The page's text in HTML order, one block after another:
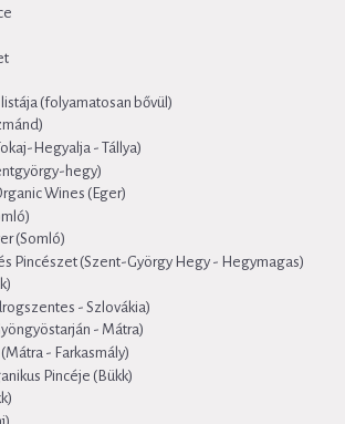
(folyamatosan bővül)
Hegyalja - Tállya)
hegy)
Wines (Eger)
(Somló)
Pincészet (Szent-György Hegy - Hegymagas)
- Szlovákia)
- Mátra)
- Farkasmály)
Pincéje (Bükk)